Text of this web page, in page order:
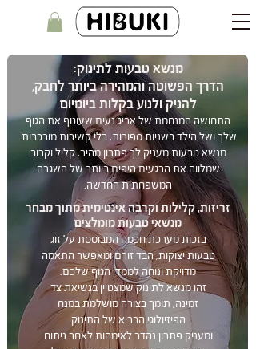
מנשא טבעות לתינוק:
הדרך הפשוטה והמהירה ביותר לחבק,
להניק ולנוע בקלות ביומיום
התחושה המנחמת של אריג נעים שעוטף את הגוף
שלך ושל הילד בשניות ספורות, בלי קשירות מורכבות.
מנשא טבעות מעניק לך פתרון מהיר, קליל וקרוב
שמלווה את הרגעים היפים ביותר של השגרה
המשפחתית החדשה.
זריזות, קלילות וקרבה אינטימית מתוך מבחר
מנשאי טבעות מומלצים
בזכות מערכת חכמה המבוססת על זוג
טבעות יצוקות, הבד זורם ומאפשר התאמה
מדויקת ונוחה לממדי הגוף שלכם.
זהו מנשא לתינוק שמצטיין בנשיאת צד
זמינה, תומך בצורה מושלמת במנח
הפיזיולוגי הבריא של התינוק
ומעניק פתרון נהדר לאימהות לאחר ניתוח